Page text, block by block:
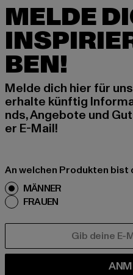
MELDE
BEN!
Melde dich hier für
erhalte künftig
nds, Angebote und
er E-Mail!
An welchen Produkten
MÄNNER
FRAUEN